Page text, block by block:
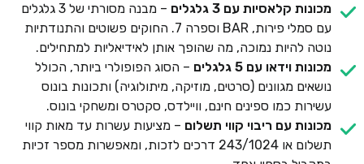
מכונות קלאסיות עם 3 גלגלים
– מבנה מסורתי של 3 גלגלים
עם סמלי פירות, BAR וספרה 7. החוקים פשוטים והתנודתיות
נוטה להיות נמוכה, מה שהופך אותן לאידיאליות למתחילים.
מכונות וידאו עם 5 גלגלים
– הסוג הפופולרי ביותר, הכולל
נושאים מגוונים (סרטים, מוזיקה, מיתולוגיה) ותכונות בונוס
עשירות כמו ספינים חינם, וויילדס, סקטרס ומשחקי בונוס.
מכונות עם ריבוי קווי תשלום – מציעות עשרות עד מאות קווי
תשלום או 243/1024 דרכים לזכות, ומאפשרות מספר זכיות